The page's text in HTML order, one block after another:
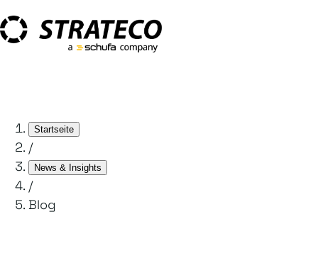
Startseite
/
News & Insights
/
Blog